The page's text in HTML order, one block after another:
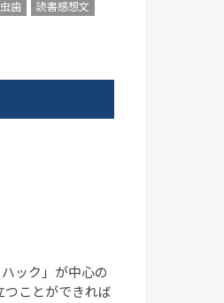
虫歯
読書感想文
ック」が中心の
つことができれば